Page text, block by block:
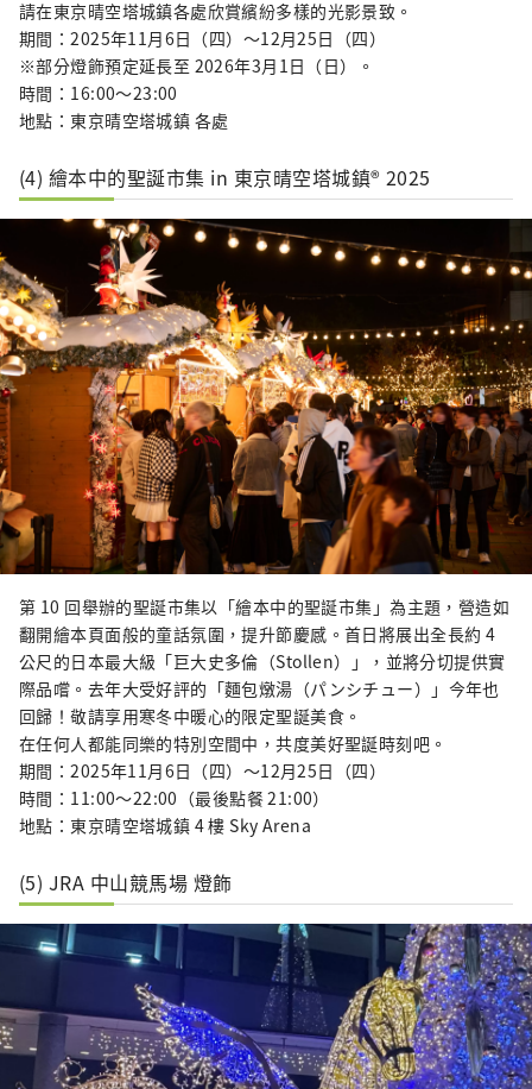
請在東京晴空塔城鎮各處欣賞繽紛多樣的光影景致。
期間：2025年11月6日（四）〜12月25日（四）
※部分燈飾預定延長至 2026年3月1日（日）。
時間：16:00〜23:00
地點：東京晴空塔城鎮 各處
(4) 繪本中的聖誕市集 in 東京晴空塔城鎮® 2025
第 10 回舉辦的聖誕市集以「繪本中的聖誕市集」為主題，營造如
翻開繪本頁面般的童話氛圍，提升節慶感。首日將展出全長約 4
公尺的日本最大級「巨大史多倫（Stollen）」，並將分切提供實
際品嚐。去年大受好評的「麵包燉湯（パンシチュー）」今年也
回歸！敬請享用寒冬中暖心的限定聖誕美食。
在任何人都能同樂的特別空間中，共度美好聖誕時刻吧。
期間：2025年11月6日（四）〜12月25日（四）
時間：11:00〜22:00（最後點餐 21:00）
地點：東京晴空塔城鎮 4 樓 Sky Arena
(5) JRA 中山競馬場 燈飾